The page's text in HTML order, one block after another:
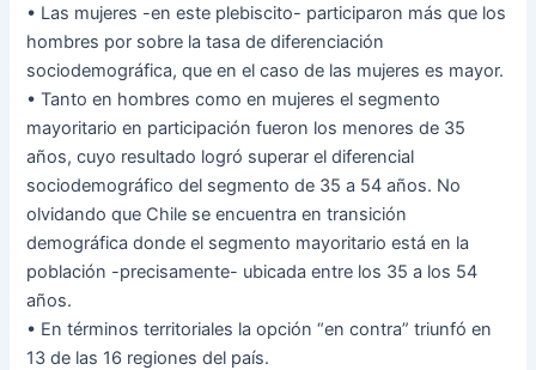
• Las mujeres -en este plebiscito- participaron más que los
hombres por sobre la tasa de diferenciación
sociodemográfica, que en el caso de las mujeres es mayor.
• Tanto en hombres como en mujeres el segmento
mayoritario en participación fueron los menores de 35
años, cuyo resultado logró superar el diferencial
sociodemográfico del segmento de 35 a 54 años. No
olvidando que Chile se encuentra en transición
demográfica donde el segmento mayoritario está en la
población -precisamente- ubicada entre los 35 a los 54
años.
• En términos territoriales la opción “en contra” triunfó en
13 de las 16 regiones del país.